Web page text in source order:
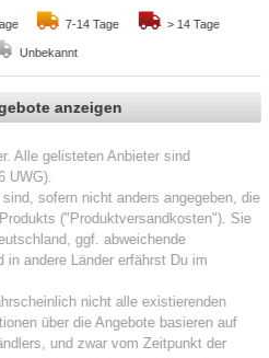
7-14 Tage > 14 Tage
Unbekannt
anzeigen